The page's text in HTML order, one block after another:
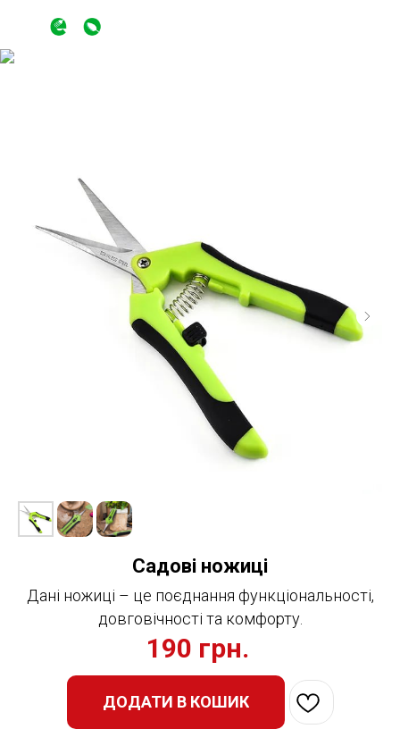
Садові ножиці
Дані ножиці – це поєднання функціональності,
довговічності та комфорту.
190 грн.
ДОДАТИ В КОШИК